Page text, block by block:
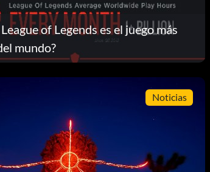
of Legends es el juego más
mundo?
Noticias